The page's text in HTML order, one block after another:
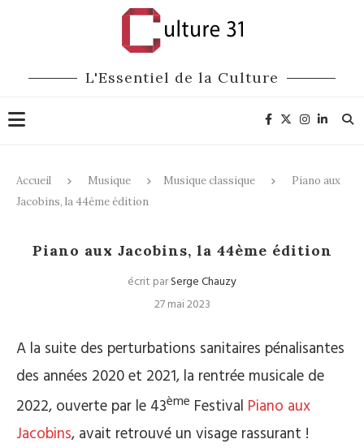
L'Essentiel de la Culture
Accueil Musique Musique classique
Piano aux
Jacobins, la 44ème édition
Festivals
Piano aux Jacobins, la 44ème édition
écrit parSerge Chauzy
27 mai 2023
A la suite des perturbations sanitaires pénalisantes
des années 2020 et 2021, la rentrée musicale de
2022, ouverte par le 43ème Festival Piano aux
Jacobins, avait retrouvé un visage rassurant !